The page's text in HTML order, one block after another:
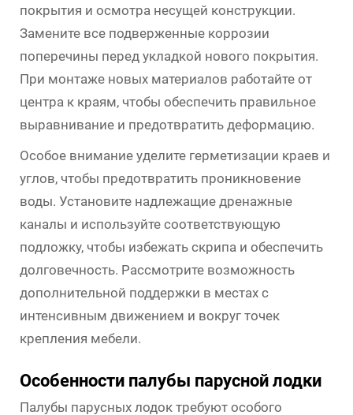
покрытия и осмотра несущей конструкции.
Замените все подверженные коррозии
поперечины перед укладкой нового покрытия.
При монтаже новых материалов работайте от
центра к краям, чтобы обеспечить правильное
выравнивание и предотвратить деформацию.
Особое внимание уделите герметизации краев и
углов, чтобы предотвратить проникновение
воды. Установите надлежащие дренажные
каналы и используйте соответствующую
подложку, чтобы избежать скрипа и обеспечить
долговечность. Рассмотрите возможность
дополнительной поддержки в местах с
интенсивным движением и вокруг точек
крепления мебели.
Особенности палубы парусной лодки
Палубы парусных лодок требуют особого